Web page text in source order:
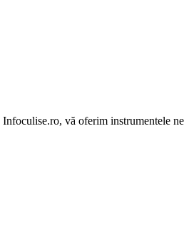
vă oferim instrumentele